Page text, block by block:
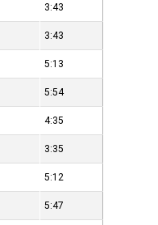
3:43
3:43
5:13
5:54
4:35
3:35
5:12
5:47